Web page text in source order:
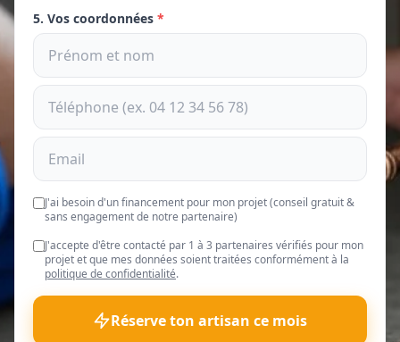
5. Vos coordonnées *
J'ai besoin d'un financement pour mon projet (conseil gratuit &
sans engagement de notre partenaire)
J'accepte d'être contacté par 1 à 3 partenaires vérifiés pour mon
projet et que mes données soient traitées conformément à la
politique de confidentialité.
Réserve ton artisan ce mois